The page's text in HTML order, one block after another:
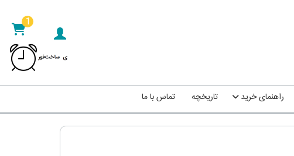
1
راهنمای خرید تاریخچه تماس با ما